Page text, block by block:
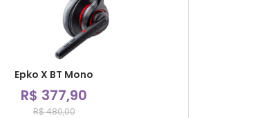
Epko X BT Mono
R$ 377,90
R$ 480,00